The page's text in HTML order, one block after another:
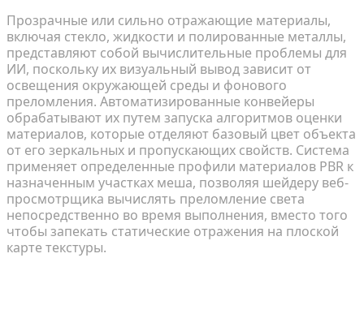
Прозрачные или сильно отражающие материалы,
включая стекло, жидкости и полированные металлы,
представляют собой вычислительные проблемы для
ИИ, поскольку их визуальный вывод зависит от
освещения окружающей среды и фонового
преломления. Автоматизированные конвейеры
обрабатывают их путем запуска алгоритмов оценки
материалов, которые отделяют базовый цвет объекта
от его зеркальных и пропускающих свойств. Система
применяет определенные профили материалов PBR к
назначенным участках меша, позволяя шейдеру веб-
просмотрщика вычислять преломление света
непосредственно во время выполнения, вместо того
чтобы запекать статические отражения на плоской
карте текстуры.